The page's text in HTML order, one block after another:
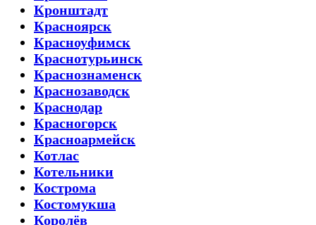
Кронштадт
Красноярск
Красноуфимск
Краснотурьинск
Краснознаменск
Краснозаводск
Краснодар
Красногорск
Красноармейск
Котлас
Котельники
Кострома
Костомукша
Королёв